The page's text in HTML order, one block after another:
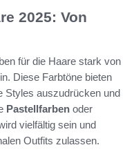
2025: Von
für die Haare stark von
Diese Farbtöne bieten
Styles auszudrücken und
Pastellfarben oder
vielfältig sein und
Outfits zulassen.